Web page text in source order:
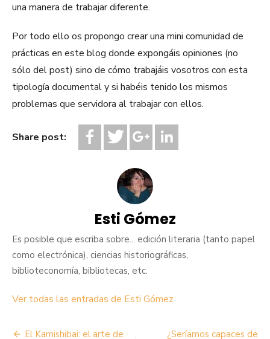
una manera de trabajar diferente.
Por todo ello os propongo crear una mini comunidad de
prácticas en este blog donde expongáis opiniones (no
sólo del post) sino de cómo trabajáis vosotros con esta
tipología documental y si habéis tenido los mismos
problemas que servidora al trabajar con ellos.
Share post:
Esti Gómez
Es posible que escriba sobre... edición literaria (tanto papel
como electrónica), ciencias historiográficas,
biblioteconomía, bibliotecas, etc.
Ver todas las entradas de Esti Gómez
El Kamishibai: el arte de
¿Seríamos capaces de